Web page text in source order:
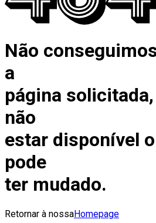
Não
a
página
não
estar disponível
pode
ter mudado.
Retornar à nossaHomepage